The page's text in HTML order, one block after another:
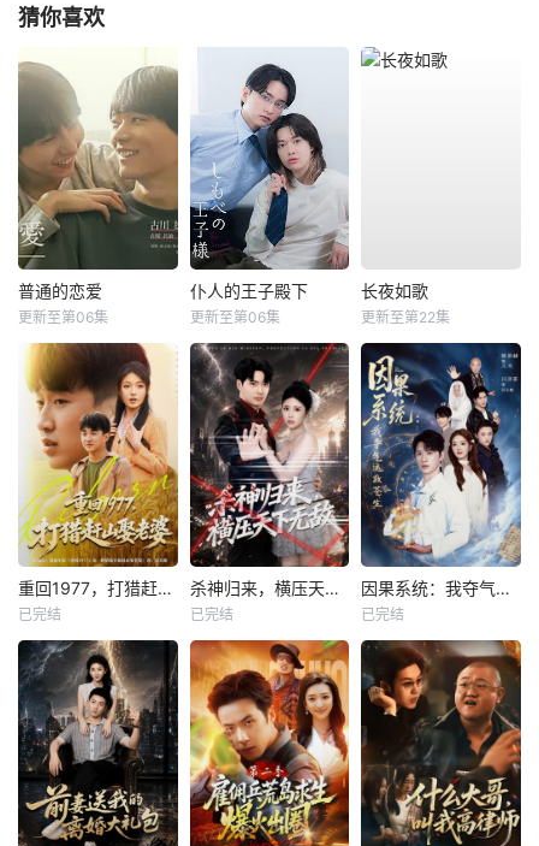
猜你喜欢
普通的恋爱
更新至第06集
仆人的王子殿下
更新至第06集
长夜如歌
更新至第22集
重回1977，打猎赶山娶老婆
已完结
杀神归来，横压天下无敌
已完结
因果系统：我夺气运救苍生
已完结